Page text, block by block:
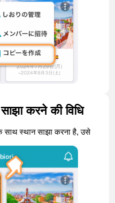
करने की विधि
साथ स्थान साझा करना है, उसे